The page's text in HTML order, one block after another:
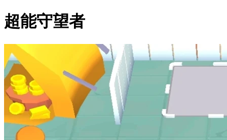
超能守望者